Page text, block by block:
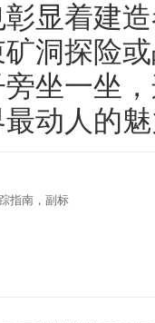
显着建
洞探险
坐一坐
动人的
指南，副标